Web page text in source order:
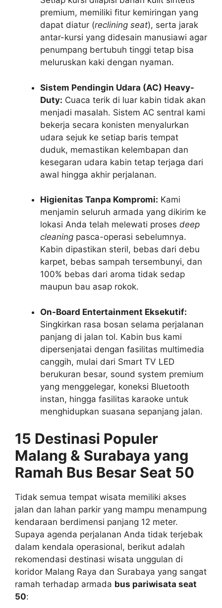
premium, memiliki fitur kemiringan yang
dapat diatur (reclining seat), serta jarak
antar-kursi yang didesain manusiawi agar
penumpang bertubuh tinggi tetap bisa
meluruskan kaki dengan nyaman.
Sistem Pendingin Udara (AC) Heavy-
Duty: Cuaca terik di luar kabin tidak akan
menjadi masalah. Sistem AC sentral kami
bekerja secara konisten menyalurkan
udara sejuk ke setiap baris tempat
duduk, memastikan kelembapan dan
kesegaran udara kabin tetap terjaga dari
awal hingga akhir perjalanan.
Higienitas Tanpa Kompromi: Kami
menjamin seluruh armada yang dikirim ke
lokasi Anda telah melewati proses deep
cleaning pasca-operasi sebelumnya.
Kabin dipastikan steril, bebas dari debu
karpet, bebas sampah tersembunyi, dan
100% bebas dari aroma tidak sedap
maupun bau asap rokok.
On-Board Entertainment Eksekutif:
Singkirkan rasa bosan selama perjalanan
panjang di jalan tol. Kabin bus kami
dipersenjatai dengan fasilitas multimedia
canggih, mulai dari Smart TV LED
berukuran besar, sound system premium
yang menggelegar, koneksi Bluetooth
instan, hingga fasilitas karaoke untuk
menghidupkan suasana sepanjang jalan.
15 Destinasi Populer
Malang & Surabaya yang
Ramah Bus Besar Seat 50
Tidak semua tempat wisata memiliki akses
jalan dan lahan parkir yang mampu menampung
kendaraan berdimensi panjang 12 meter.
Supaya agenda perjalanan Anda tidak terjebak
dalam kendala operasional, berikut adalah
rekomendasi destinasi wisata unggulan di
koridor Malang Raya dan Surabaya yang sangat
ramah terhadap armada bus pariwisata seat
50: